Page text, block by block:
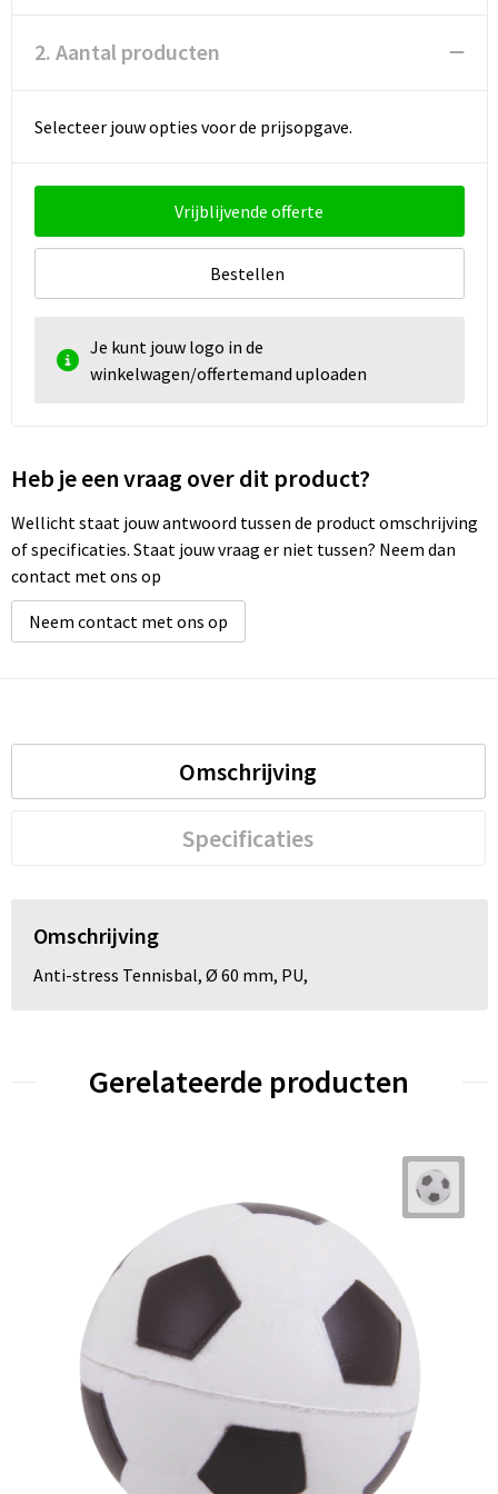
Toilettassen
2. Aantal producten
Selecteer jouw opties voor de prijsopgave.
Vrijblijvende offerte
Bestellen
Je kunt jouw logo in de
winkelwagen/offertemand uploaden
Heb je een vraag over dit product?
Wellicht staat jouw antwoord tussen de product omschrijving
of specificaties. Staat jouw vraag er niet tussen? Neem dan
contact met ons op
Neem contact met ons op
Omschrijving
Specificaties
Omschrijving
Anti-stress Tennisbal, Ø 60 mm, PU,
Gerelateerde producten